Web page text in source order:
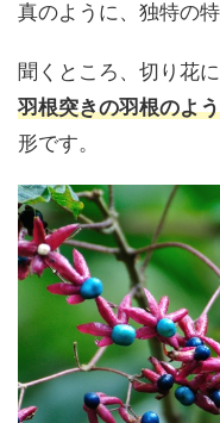
真のように、独特の
聞くところ、切り花
羽根突きの羽根のよう
形です。